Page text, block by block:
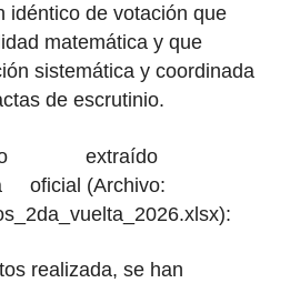
idéntico de votación que
matemática y que
sistemática y coordinada
de escrutinio.
extraído
(Archivo:
realizada, se han